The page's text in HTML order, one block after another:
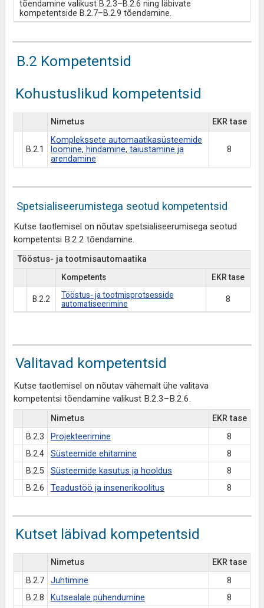
tõendamine valikust B.2.3–B.2.6 ning läbivate
kompetentside B.2.7–B.2.9 tõendamine.
B.2 Kompetentsid
Kohustuslikud kompetentsid
Nimetus EKR tase
B.2.1
Komplekssete automaatikasüsteemide
loomine, hindamine, täiustamine ja
arendamine
8
Spetsialiseerumistega seotud kompetentsid
Kutse taotlemisel on nõutav spetsialiseerumisega seotud
kompetentsi B.2.2 tõendamine.
Tööstus- ja tootmisautomaatika
Kompetents EKR tase
B.2.2
Tööstus- ja tootmisprotsesside
automatiseerimine
8
Valitavad kompetentsid
Kutse taotlemisel on nõutav vähemalt ühe valitava
kompetentsi tõendamine valikust B.2.3–B.2.6.
Nimetus
EKR tase
B.2.3
Projekteerimine
8
B.2.4
Süsteemide ehitamine
8
B.2.5
Süsteemide kasutus ja hooldus
8
B.2.6
Teadustöö ja insenerikoolitus 8
Kutset läbivad kompetentsid
Nimetus
EKR tase
B.2.7
Juhtimine
8
B.2.8
Kutsealale pühendumine
8